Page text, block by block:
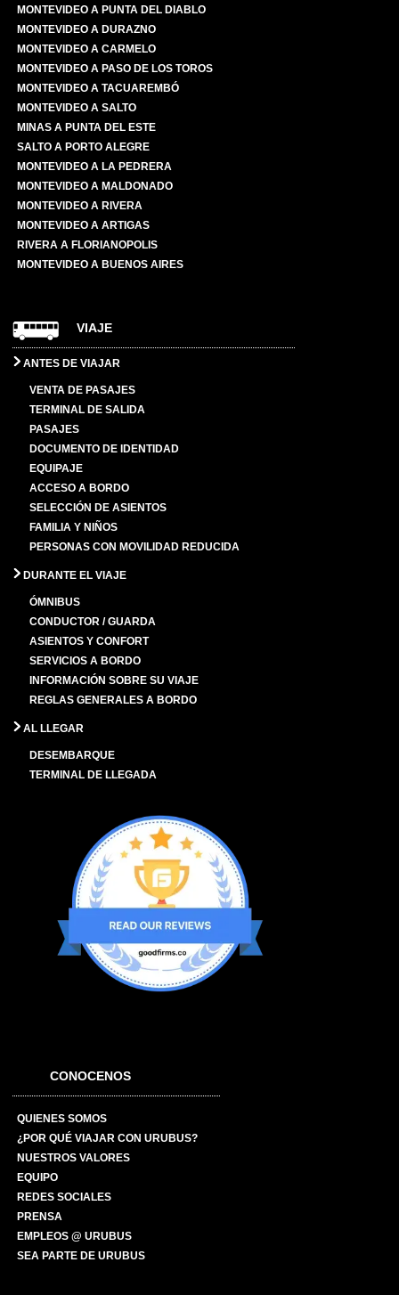
MONTEVIDEO A PUNTA DEL DIABLO
MONTEVIDEO A DURAZNO
MONTEVIDEO A CARMELO
MONTEVIDEO A PASO DE LOS TOROS
MONTEVIDEO A TACUAREMBÓ
MONTEVIDEO A SALTO
MINAS A PUNTA DEL ESTE
SALTO A PORTO ALEGRE
MONTEVIDEO A LA PEDRERA
MONTEVIDEO A MALDONADO
MONTEVIDEO A RIVERA
MONTEVIDEO A ARTIGAS
RIVERA A FLORIANOPOLIS
MONTEVIDEO A BUENOS AIRES
VIAJE
ANTES DE VIAJAR
VENTA DE PASAJES
TERMINAL DE SALIDA
PASAJES
DOCUMENTO DE IDENTIDAD
EQUIPAJE
ACCESO A BORDO
SELECCIÓN DE ASIENTOS
FAMILIA Y NIÑOS
PERSONAS CON MOVILIDAD REDUCIDA
DURANTE EL VIAJE
ÓMNIBUS
CONDUCTOR / GUARDA
ASIENTOS Y CONFORT
SERVICIOS A BORDO
INFORMACIÓN SOBRE SU VIAJE
REGLAS GENERALES A BORDO
AL LLEGAR
DESEMBARQUE
TERMINAL DE LLEGADA
CONOCENOS
QUIENES SOMOS
¿POR QUÉ VIAJAR CON URUBUS?
NUESTROS VALORES
EQUIPO
REDES SOCIALES
PRENSA
EMPLEOS @ URUBUS
SEA PARTE DE URUBUS